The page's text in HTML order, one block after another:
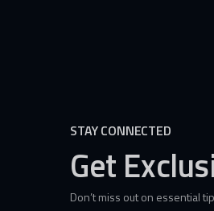
STAY CONNECTED
Get
Don’t miss out on essential